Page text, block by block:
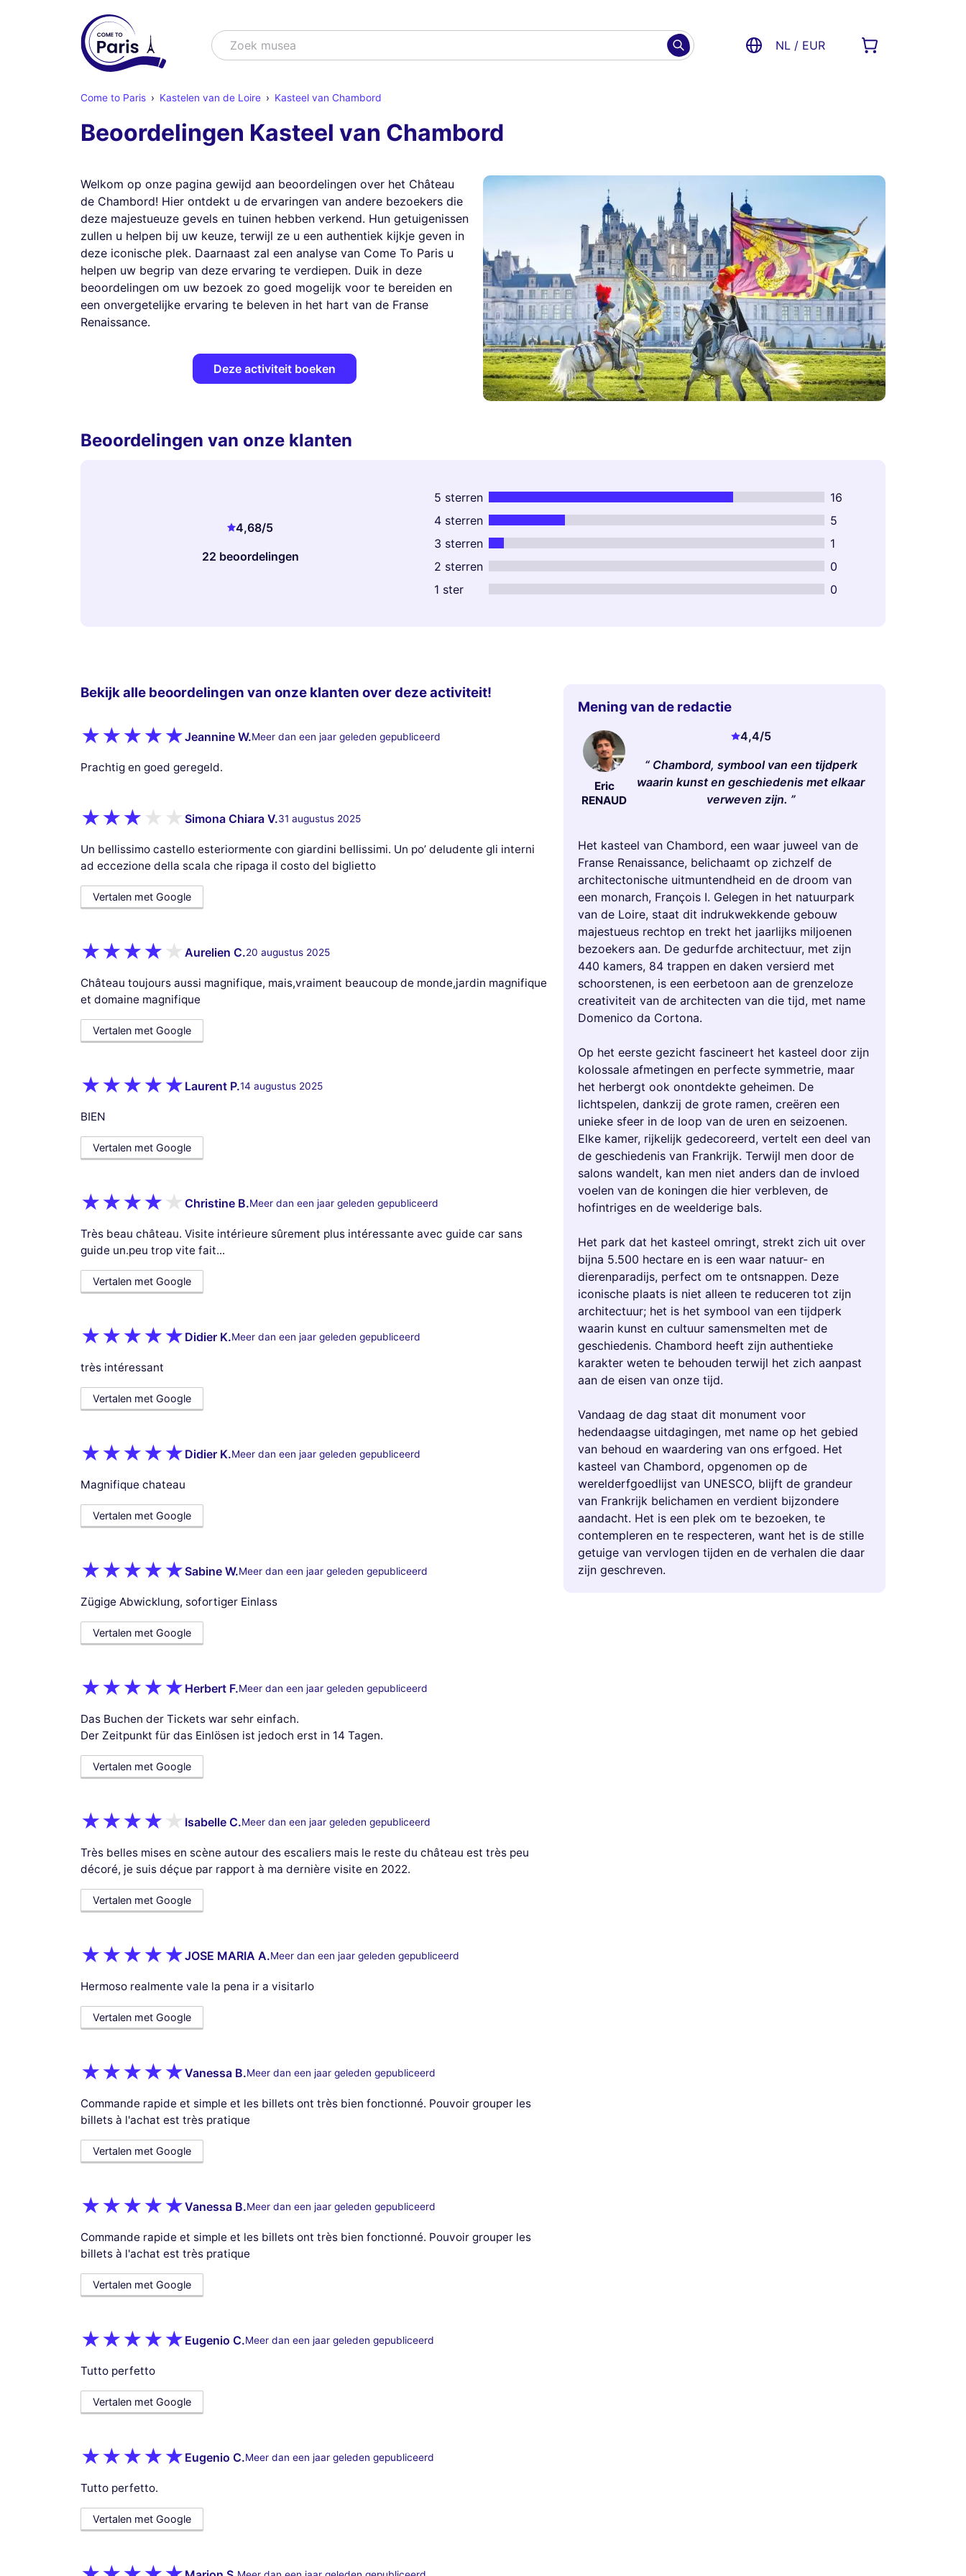
ZoekZoek shows NL / EUR
Come to Paris Kastelen van de Loire Kasteel van Chambord
Beoordelingen Kasteel van Chambord
Welkom op onze pagina gewijd aan beoordelingen over het Château
de Chambord! Hier ontdekt u de ervaringen van andere bezoekers die
deze majestueuze gevels en tuinen hebben verkend. Hun getuigenissen
zullen u helpen bij uw keuze, terwijl ze u een authentiek kijkje geven in
deze iconische plek. Daarnaast zal een analyse van Come To Paris u
helpen uw begrip van deze ervaring te verdiepen. Duik in deze
beoordelingen om uw bezoek zo goed mogelijk voor te bereiden en
een onvergetelijke ervaring te beleven in het hart van de Franse
Renaissance.
Deze activiteit boeken
Beoordelingen van onze klanten
4,68/5
22 beoordelingen
5 sterren
16
4 sterren
5
3 sterren
1
2 sterren
0
1 ster
0
Bekijk alle beoordelingen van onze klanten over deze activiteit!
Jeannine W.Meer dan een jaar geleden gepubliceerd
Prachtig en goed geregeld.
Simona Chiara V.31 augustus 2025
Un bellissimo castello esteriormente con giardini bellissimi. Un po’ deludente gli interni
ad eccezione della scala che ripaga il costo del biglietto
Vertalen met Google
Aurelien C.20 augustus 2025
Château toujours aussi magnifique, mais,vraiment beaucoup de monde,jardin magnifique
et domaine magnifique
Vertalen met Google
Laurent P.14 augustus 2025
BIEN
Vertalen met Google
Christine B.Meer dan een jaar geleden gepubliceerd
Très beau château. Visite intérieure sûrement plus intéressante avec guide car sans
guide un.peu trop vite fait...
Vertalen met Google
Didier K.Meer dan een jaar geleden gepubliceerd
très intéressant
Vertalen met Google
Didier K.Meer dan een jaar geleden gepubliceerd
Magnifique chateau
Vertalen met Google
Sabine W.Meer dan een jaar geleden gepubliceerd
Zügige Abwicklung, sofortiger Einlass
Vertalen met Google
Herbert F.Meer dan een jaar geleden gepubliceerd
Das Buchen der Tickets war sehr einfach.
Der Zeitpunkt für das Einlösen ist jedoch erst in 14 Tagen.
Vertalen met Google
Isabelle C.Meer dan een jaar geleden gepubliceerd
Très belles mises en scène autour des escaliers mais le reste du château est très peu
décoré, je suis déçue par rapport à ma dernière visite en 2022.
Vertalen met Google
JOSE MARIA A.Meer dan een jaar geleden gepubliceerd
Hermoso realmente vale la pena ir a visitarlo
Vertalen met Google
Vanessa B.Meer dan een jaar geleden gepubliceerd
Commande rapide et simple et les billets ont très bien fonctionné. Pouvoir grouper les
billets à l'achat est très pratique
Vertalen met Google
Vanessa B.Meer dan een jaar geleden gepubliceerd
Commande rapide et simple et les billets ont très bien fonctionné. Pouvoir grouper les
billets à l'achat est très pratique
Vertalen met Google
Eugenio C.Meer dan een jaar geleden gepubliceerd
Tutto perfetto
Vertalen met Google
Eugenio C.Meer dan een jaar geleden gepubliceerd
Tutto perfetto.
Vertalen met Google
Mening van de redactie
Eric
RENAUD
4,4/5
Chambord, symbool van een tijdperk
waarin kunst en geschiedenis met elkaar
verweven zijn.
Het kasteel van Chambord, een waar juweel van de
Franse Renaissance, belichaamt op zichzelf de
architectonische uitmuntendheid en de droom van
een monarch, François I. Gelegen in het natuurpark
van de Loire, staat dit indrukwekkende gebouw
majestueus rechtop en trekt het jaarlijks miljoenen
bezoekers aan. De gedurfde architectuur, met zijn
440 kamers, 84 trappen en daken versierd met
schoorstenen, is een eerbetoon aan de grenzeloze
creativiteit van de architecten van die tijd, met name
Domenico da Cortona.
Op het eerste gezicht fascineert het kasteel door zijn
kolossale afmetingen en perfecte symmetrie, maar
het herbergt ook onontdekte geheimen. De
lichtspelen, dankzij de grote ramen, creëren een
unieke sfeer in de loop van de uren en seizoenen.
Elke kamer, rijkelijk gedecoreerd, vertelt een deel van
de geschiedenis van Frankrijk. Terwijl men door de
salons wandelt, kan men niet anders dan de invloed
voelen van de koningen die hier verbleven, de
hofintriges en de weelderige bals.
Het park dat het kasteel omringt, strekt zich uit over
bijna 5.500 hectare en is een waar natuur- en
dierenparadijs, perfect om te ontsnappen. Deze
iconische plaats is niet alleen te reduceren tot zijn
architectuur; het is het symbool van een tijdperk
waarin kunst en cultuur samensmelten met de
geschiedenis. Chambord heeft zijn authentieke
karakter weten te behouden terwijl het zich aanpast
aan de eisen van onze tijd.
Vandaag de dag staat dit monument voor
hedendaagse uitdagingen, met name op het gebied
van behoud en waardering van ons erfgoed. Het
kasteel van Chambord, opgenomen op de
werelderfgoedlijst van UNESCO, blijft de grandeur
van Frankrijk belichamen en verdient bijzondere
aandacht. Het is een plek om te bezoeken, te
contempleren en te respecteren, want het is de stille
getuige van vervlogen tijden en de verhalen die daar
zijn geschreven.